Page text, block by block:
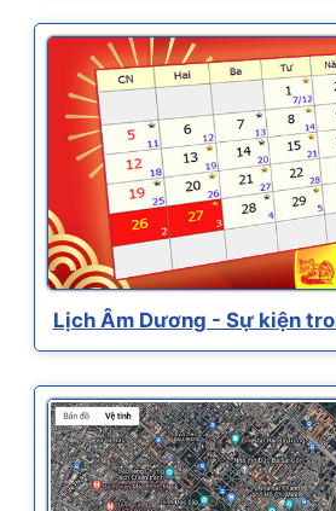
Lịch Âm Dương - Sự kiện